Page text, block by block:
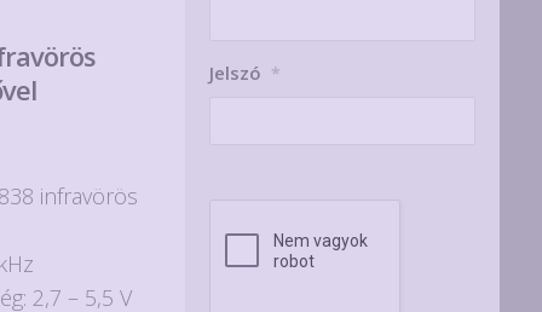
infravörös
2,7 – 5,5 V
Jelszó *